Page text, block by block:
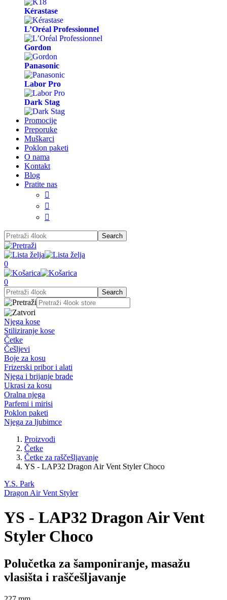
Kérastase
L’Oréal Professionnel
Gordon
Panasonic
Labor Pro
Dark Stag
Promocije
Preporuke
Muškarci
Poklon paketi
O nama
Kontakt
Blog
Pratite nas



0
0
Njega kose
Stiliziranje kose
Četke
Češljevi
Boje za kosu
Frizerski pribor i alati
Njega i brijanje brade
Ukrasi za kosu
Oralna njega
Parfemi i mirisi
Poklon paketi
Njega za ljubimce
Proizvodi
Četke
Četke za raščešljavanje
YS - LAP32 Dragon Air Vent Styler Choco
Y.S. Park
Dragon Air Vent Styler
YS - LAP32 Dragon Air Vent
Styler Choco
Polučetka za šamponiranje, masažu
vlasišta i raščešljavanje